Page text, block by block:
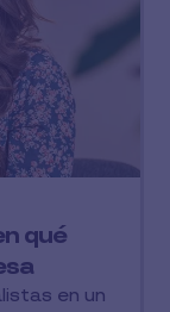
qué
en un